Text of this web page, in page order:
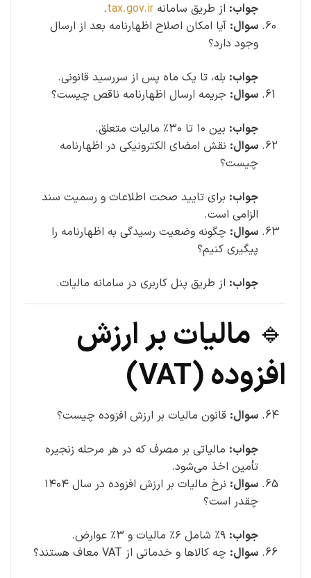
جواب: از طریق سامانه tax.gov.ir
.
سوال: آیا امکان اصلاح اظهارنامه بعد از ارسال
وجود دارد؟
جواب: بله، تا یک ماه پس از سررسید قانونی.
سوال: جریمه ارسال اظهارنامه ناقص چیست؟
جواب: بین ۱۰ تا ۳۰٪ مالیات متعلق.
سوال: نقش امضای الکترونیکی در اظهارنامه
چیست؟
جواب: برای تایید صحت اطلاعات و رسمیت سند
الزامی است.
سوال: چگونه وضعیت رسیدگی به اظهارنامه را
پیگیری کنیم؟
جواب: از طریق پنل کاربری در سامانه مالیات.
🔹 مالیات بر ارزش
افزوده (VAT)
سوال: قانون مالیات بر ارزش افزوده چیست؟
جواب: مالیاتی بر مصرف که در هر مرحله زنجیره
تأمین اخذ می‌شود.
سوال:
نرخ مالیات بر ارزش افزوده در سال ۱۴۰۴
چقدر است؟
جواب:
سوال: چه کالاها و خدماتی از VAT معاف هستند؟